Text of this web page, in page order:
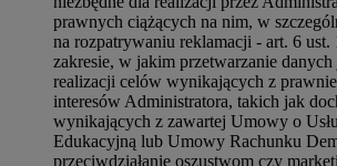
prawnych ciążących na nim, w
na rozpatrywaniu reklamacji - art. 6
zakresie, w jakim przetwarzanie danych
realizacji celów wynikających z
interesów Administratora, takich jak
wynikających z zawartej Umowy o
Edukacyjną lub Umowy Rachunku
przeciwdziałanie oszustwom czy